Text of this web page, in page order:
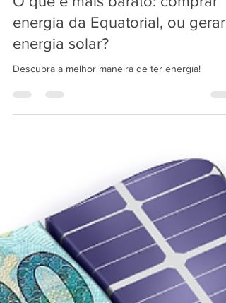
Muryel Barbosa
27 de mar. de 2023
5 min de leitura
O que é mais barato: comprar
energia da Equatorial, ou gerar
Descubra a melhor maneira de ter energia!